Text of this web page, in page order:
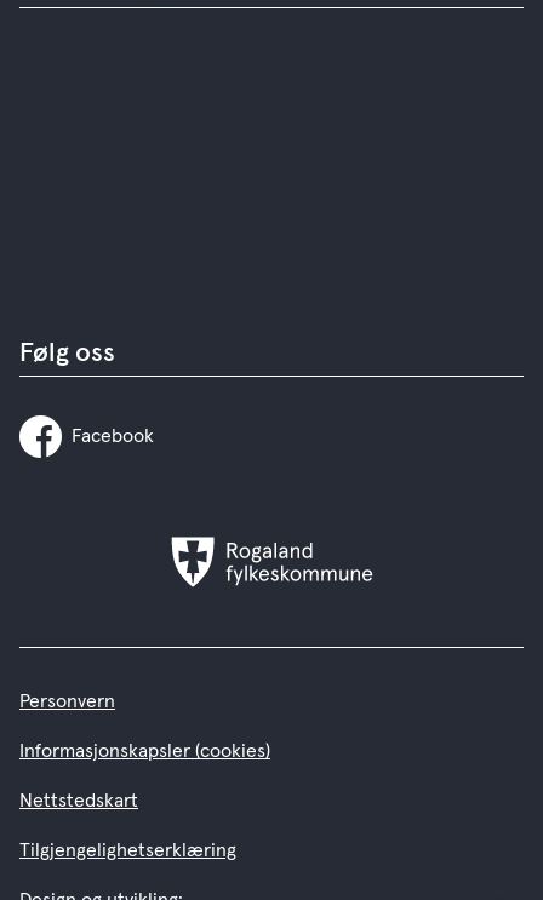
Følg oss
Facebook
Rogaland
fylkeskommune
Personvern
Informasjonskapsler (cookies)
Nettstedskart
Tilgjengelighetserklæring